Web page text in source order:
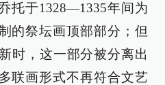
托于1328—1335年间为
的祭坛画顶部部分；但
时，这一部分被分离出
联画形式不再符合文艺